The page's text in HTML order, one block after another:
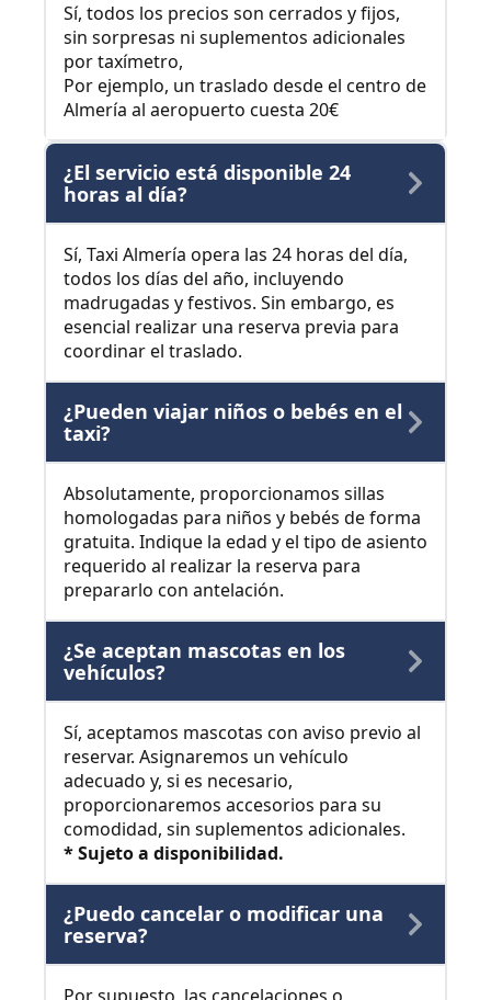
Sí, todos los precios son cerrados y fijos,
sin sorpresas ni suplementos adicionales
por taxímetro,
Por ejemplo, un traslado desde el centro de
Almería al aeropuerto cuesta 20€
¿El servicio está disponible 24
horas al día?
Sí, Taxi Almería opera las 24 horas del día,
todos los días del año, incluyendo
madrugadas y festivos. Sin embargo, es
esencial realizar una reserva previa para
coordinar el traslado.
¿Pueden viajar niños o bebés en el
taxi?
Absolutamente, proporcionamos sillas
homologadas para niños y bebés de forma
gratuita. Indique la edad y el tipo de asiento
requerido al realizar la reserva para
prepararlo con antelación.
¿Se aceptan mascotas en los
vehículos?
Sí, aceptamos mascotas con aviso previo al
reservar. Asignaremos un vehículo
adecuado y, si es necesario,
proporcionaremos accesorios para su
comodidad, sin suplementos adicionales.
* Sujeto a disponibilidad.
¿Puedo cancelar o modificar una
reserva?